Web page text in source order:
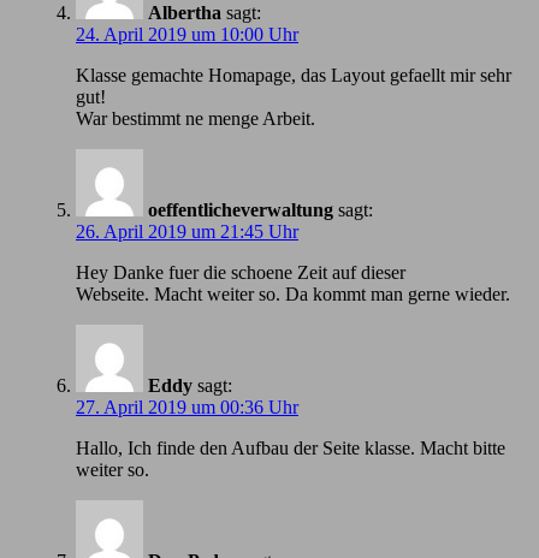
Albertha sagt:
24. April 2019 um 10:00 Uhr
Klasse gemachte Homapage, das Layout gefaellt mir sehr
gut!
War bestimmt ne menge Arbeit.
oeffentlicheverwaltung sagt:
26. April 2019 um 21:45 Uhr
Hey Danke fuer die schoene Zeit auf dieser
Webseite. Macht weiter so. Da kommt man gerne wieder.
Eddy sagt:
27. April 2019 um 00:36 Uhr
Hallo, Ich finde den Aufbau der Seite klasse. Macht bitte
weiter so.